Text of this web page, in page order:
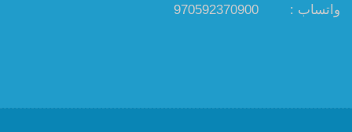
واتساب : 970592370900